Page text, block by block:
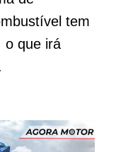
tem
o que irá